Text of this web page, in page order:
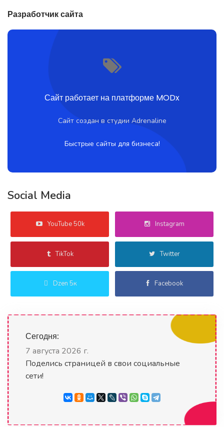
Разработчик сайта
Сайт работает на платформе MODx
Сайт создан в студии Adrenaline
Быстрые сайты для бизнеса!
Social Media
YouTube 50k Instagram
TikTok Twitter
Dzen 5к Facebook
Сегодня:
7 августа 2026 г.
Поделись страницей в свои социальные
сети!